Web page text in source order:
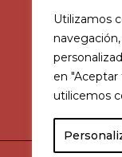
Utilizamos
en
utilicemos